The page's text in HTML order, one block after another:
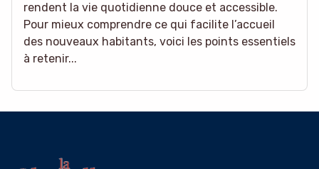
rendent la vie quotidienne douce et accessible.
Pour mieux comprendre ce qui facilite l’accueil
des nouveaux habitants, voici les points essentiels
à retenir...